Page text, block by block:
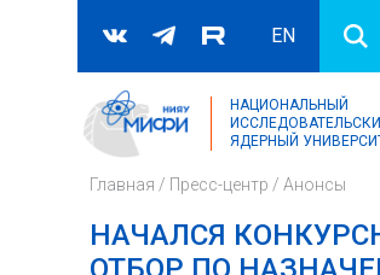
Форма поиска
Поиск
EN
НАЦИОНАЛЬНЫЙ
ЯДЕРНЫЙ
Главная / Пресс-центр / Анонсы
НАЧАЛСЯ